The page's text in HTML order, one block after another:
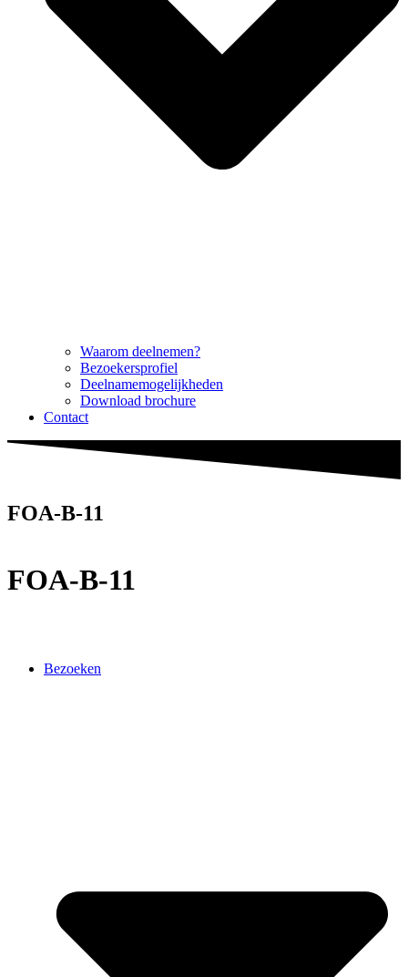
Waarom deelnemen?
Bezoekersprofiel
Deelnamemogelijkheden
Download brochure
Contact
FOA-B-11
FOA-B-11
Bezoeken